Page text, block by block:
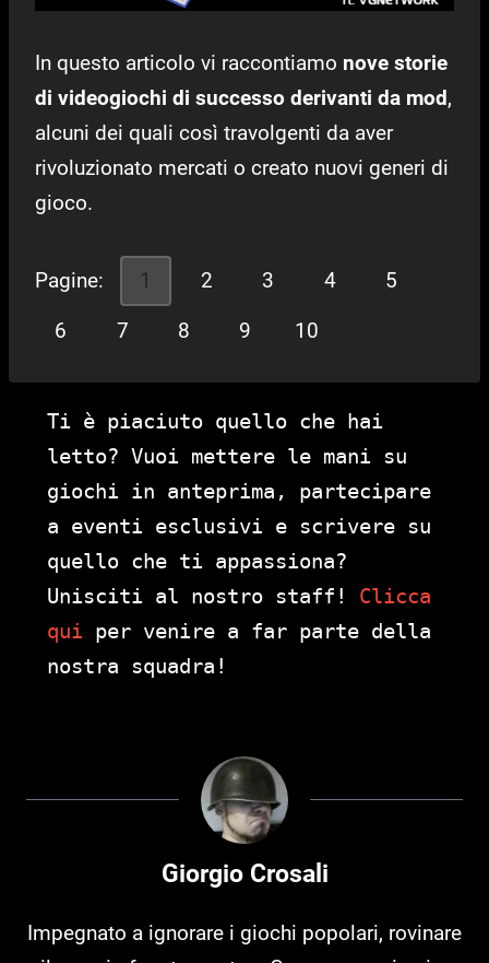
In questo articolo vi raccontiamo nove storie
di videogiochi di successo derivanti da mod,
alcuni dei quali così travolgenti da aver
rivoluzionato mercati o creato nuovi generi di
gioco.
Pagine: 1 2 3 4
5
6
7 8 9 10
Ti è piaciuto quello che hai
letto? Vuoi mettere le mani su
giochi in anteprima, partecipare
a eventi esclusivi e scrivere su
quello che ti appassiona?
Unisciti al nostro staff! Clicca
qui per venire a far parte della
nostra squadra!
Giorgio Crosali
Impegnato a ignorare i giochi popolari, rovinare